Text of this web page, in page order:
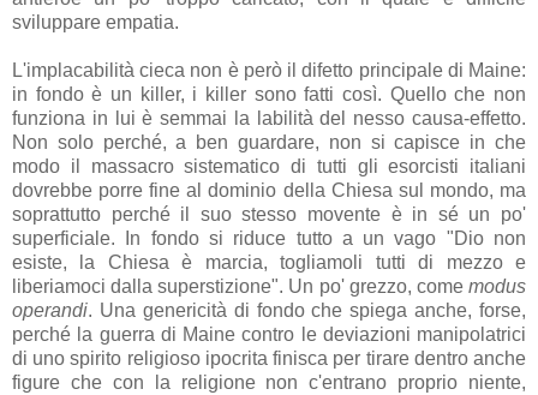
sviluppare empatia.
L'implacabilità cieca non è però il difetto principale di Maine:
in fondo è un killer, i killer sono fatti così. Quello che non
funziona in lui è semmai la labilità del nesso causa-effetto.
Non solo perché, a ben guardare, non si capisce in che
modo il massacro sistematico di tutti gli esorcisti italiani
dovrebbe porre fine al dominio della Chiesa sul mondo, ma
soprattutto perché il suo stesso movente è in sé un po'
superficiale. In fondo si riduce tutto a un vago "Dio non
esiste, la Chiesa è marcia, togliamoli tutti di mezzo e
liberiamoci dalla superstizione". Un po' grezzo, come modus
operandi. Una genericità di fondo che spiega anche, forse,
perché la guerra di Maine contro le deviazioni manipolatrici
di uno spirito religioso ipocrita finisca per tirare dentro anche
figure che con la religione non c'entrano proprio niente,